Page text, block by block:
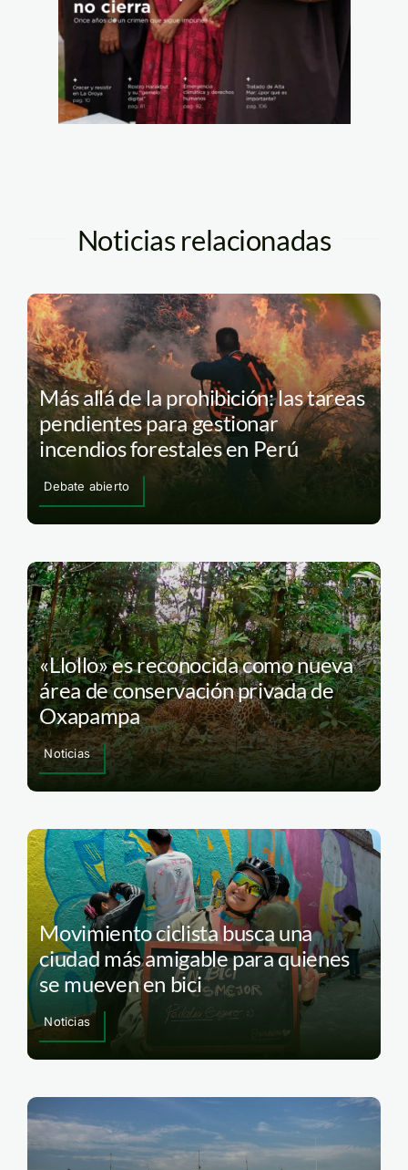
Noticias relacionadas
Más allá de la prohibición: las tareas
pendientes para gestionar
incendios forestales en Perú
Debate abierto
«Llollo» es reconocida como nueva
área de conservación privada de
Oxapampa
Noticias
Movimiento ciclista busca una
ciudad más amigable para quienes
se mueven en bici
Noticias